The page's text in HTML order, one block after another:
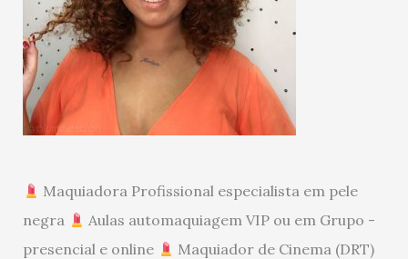
Maquiadora Profissional especialista em pele
negra
Aulas automaquiagem VIP ou em Grupo -
presencial e online
Maquiador de Cinema (DRT)